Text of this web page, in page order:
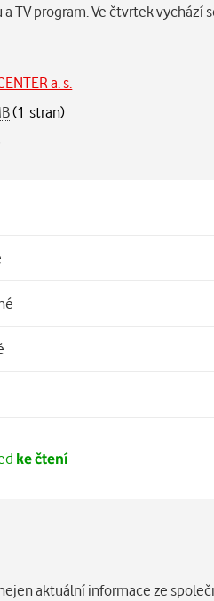
TV program. Ve čtvrtek vychází
a. s.
(1 stran)
ke čtení
aktuální informace ze